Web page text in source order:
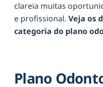
clareia muitas
e profissional. Veja os
categoria do plano
Plano